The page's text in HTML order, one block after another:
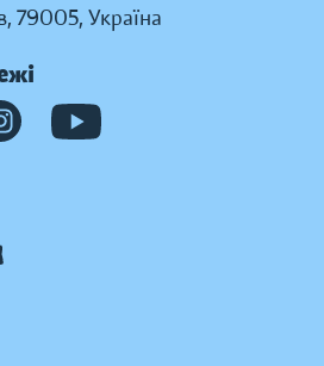
79005, Україна